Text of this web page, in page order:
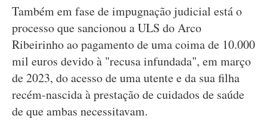
Também em fase de impugnação judicial está o
processo que sancionou a ULS do Arco
Ribeirinho ao pagamento de uma coima de 10.000
mil euros devido à "recusa infundada", em março
de 2023, do acesso de uma utente e da sua filha
recém-nascida à prestação de cuidados de saúde
de que ambas necessitavam.